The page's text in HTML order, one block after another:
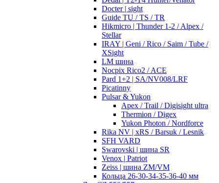
Docter | sight
Guide TU / TS / TR
Hikmicro | Thunder 1-2 / Alpex /
Stellar
IRAY | Geni / Rico / Saim / Tube /
XSight
LM шина
Nocpix Rico2 / ACE
Pard 1+2 | SA/NV008/LRF
Picatinny
Pulsar & Yukon
Apex / Trail / Digisight ultra
Thermion / Digex
Yukon Photon / Nordforce
Rika NV | xRS / Barsuk / Lesnik
SFH VARD
Swarovski | шина SR
Venox | Patriot
Zeiss | шина ZM/VM
Кольца 26-30-34-35-36-40 мм